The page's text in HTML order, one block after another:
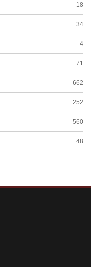
18
34
4
71
662
252
560
48